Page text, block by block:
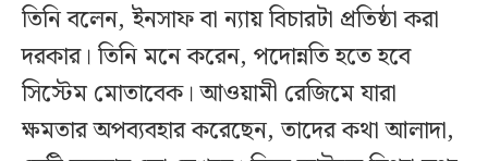
তিনি বলেন, ইনসাফ বা ন্যায় বিচারটা প্রতিষ্ঠা করা
দরকার। তিনি মনে করেন, পদোন্নতি হতে হবে
সিস্টেম মোতাবেক। আওয়ামী রেজিমে যারা
ক্ষমতার অপব্যবহার করেছেন, তাদের কথা আলাদা,